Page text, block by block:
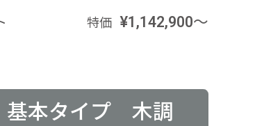
特価 ¥1,142,900～
本タイプ 木調